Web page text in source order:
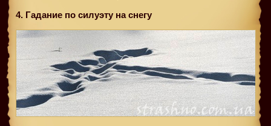
4. Гадание по силуэту на снегу